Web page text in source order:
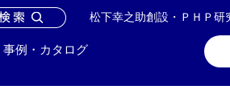
松下幸之助創設・ＰＨＰ研
事例・カタログ
い合わせ メールマガジン登録